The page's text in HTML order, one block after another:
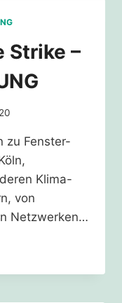
Strike –
zu Fenster-
Klima-
von
Netzwerken…